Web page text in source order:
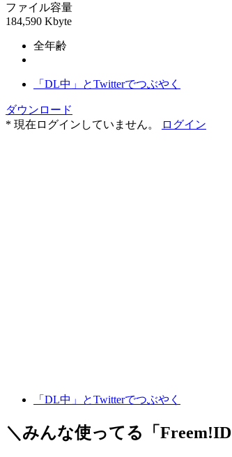
ファイル容量
184,590 Kbyte
全年齢
「DL中」とTwitterでつぶやく
ダウンロード
* 現在ログインしていません。
ログイン
「DL中」とTwitterでつぶやく
＼みんな使ってる「 Freem!ID